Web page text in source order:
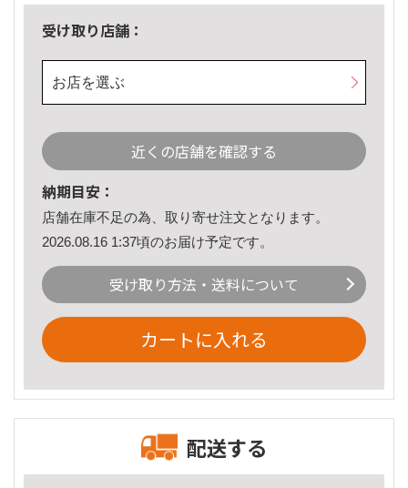
受け取り店舗：
お店を選ぶ
近くの店舗を確認する
納期目安：
店舗在庫不足の為、取り寄せ注文となります。
2026.08.16 1:37頃のお届け予定です。
受け取り方法・送料について
カートに入れる
配送する